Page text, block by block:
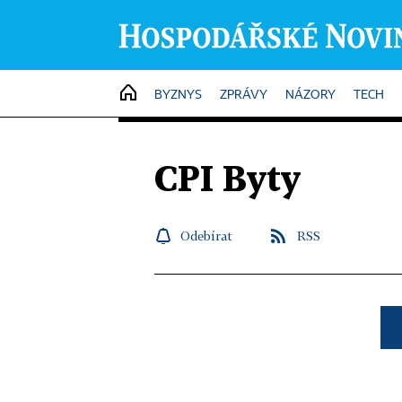
HOME
BYZNYS ZPRÁVY NÁZORY TECH
CPI Byty
Odebírat RSS